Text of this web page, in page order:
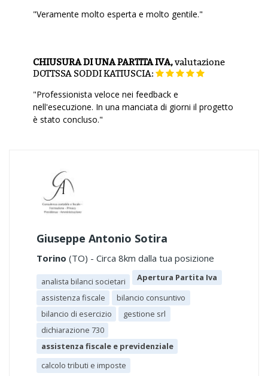
"Veramente molto esperta e molto gentile."
CHIUSURA DI UNA PARTITA IVA,valutazione
DOTTSSA SODDI KATIUSCIA:
"Professionista veloce nei feedback e
nell'esecuzione. In una manciata di giorni il progetto
è stato concluso."
Giuseppe Antonio Sotira
Torino (TO) - Circa 8km dalla tua posizione
analista bilanci societari
Apertura Partita Iva
assistenza fiscale
bilancio consuntivo
bilancio di esercizio
gestione srl
dichiarazione 730
assistenza fiscale e previdenziale
calcolo tributi e imposte